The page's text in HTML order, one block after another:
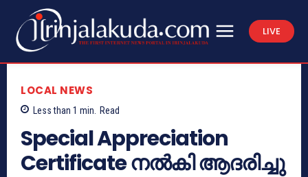
LIVE
LOCAL NEWS
Less than 1 min. Read
Special Appreciation
Certificate നല്‍കി ആദരിച്ചു